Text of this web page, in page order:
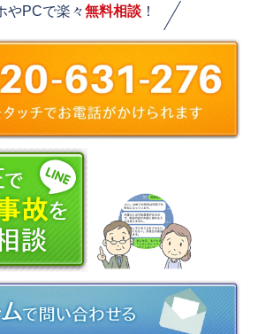
やPCで楽々無料相談！